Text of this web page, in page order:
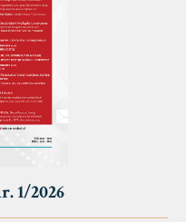
1/2026